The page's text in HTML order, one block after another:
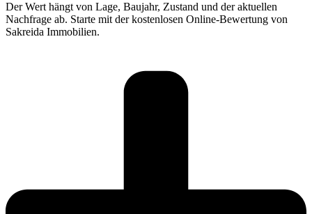
Der Wert hängt von Lage, Baujahr, Zustand und der aktuellen
Nachfrage ab. Starte mit der kostenlosen Online-Bewertung von
Sakreida Immobilien.